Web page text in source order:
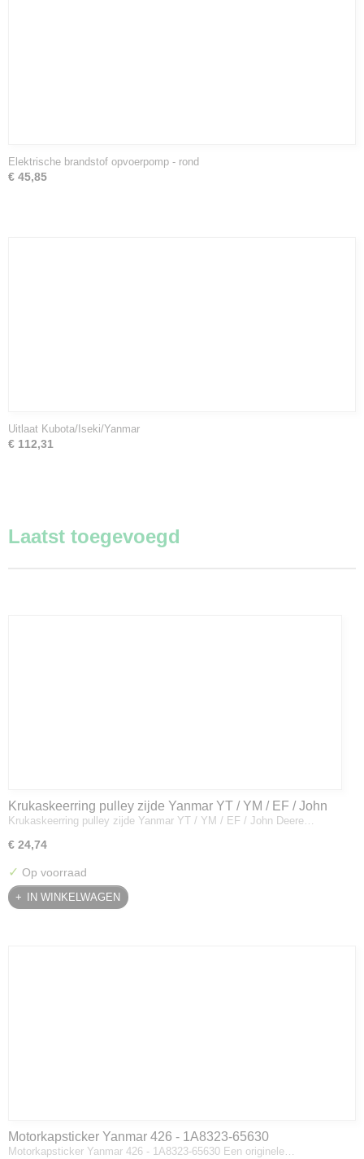
Elektrische brandstof opvoerpomp - rond
€ 45,85
Uitlaat Kubota/Iseki/Yanmar
€ 112,31
Laatst toegevoegd
Krukaskeerring pulley zijde Yanmar YT / YM / EF / John
Deere - 119934-01800
Krukaskeerring pulley zijde Yanmar YT / YM / EF / John Deere…
€ 24,74
✓ Op voorraad
IN WINKELWAGEN
Motorkapsticker Yanmar 426 - 1A8323-65630
Motorkapsticker Yanmar 426 - 1A8323-65630 Een originele…